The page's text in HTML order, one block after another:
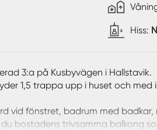
Hiss:
3:a på Kusbyvägen i Hallstavik.
1,5 trappa upp i huset och
vid fönstret, badrum med
bostadens trivsamma balkong